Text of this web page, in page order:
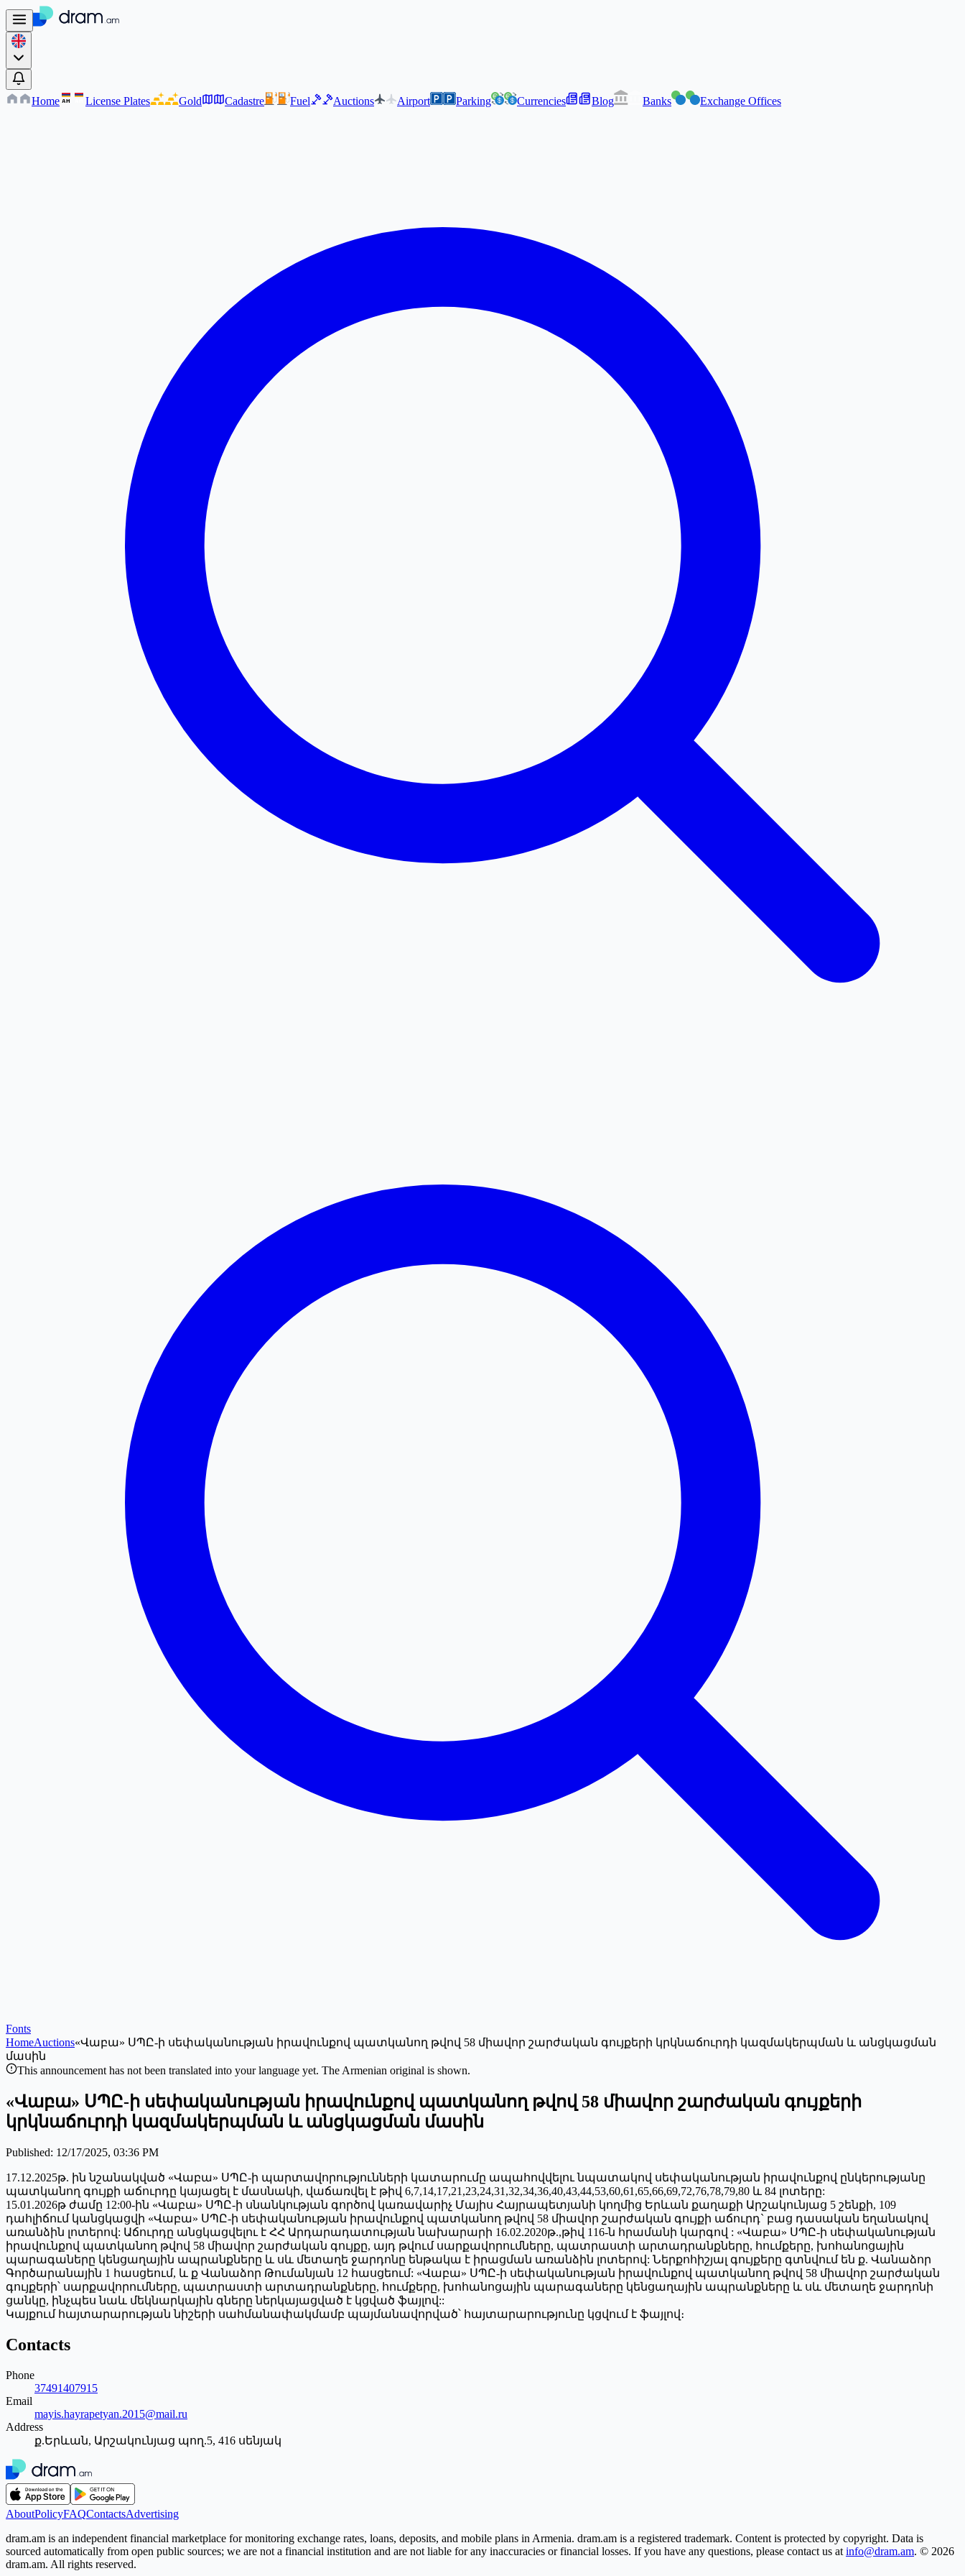
Home AM License Plates Gold Cadastre Fuel Auctions Airport Parking Currencies Blog Banks Exchange Offices
Fonts
HomeAuctions«Վաբա» ՍՊԸ-ի սեփականության իրավունքով պատկանող թվով 58 միավոր շարժական գույքերի կրկնաճուրդի կազմակերպման և անցկացման
մասին
This announcement has not been translated into your language yet. The Armenian original is shown.
«Վաբա» ՍՊԸ-ի սեփականության իրավունքով պատկանող թվով 58 միավոր շարժական գույքերի
կրկնաճուրդի կազմակերպման և անցկացման մասին
Published: 12/17/2025, 03:36 PM
17.12.2025թ. ին նշանակված «Վաբա» ՍՊԸ-ի պարտավորությունների կատարումը ապահովվելու նպատակով սեփականության իրավունքով ընկերությանը
պատկանող գույքի աճուրդը կայացել է մասնակի, վաճառվել է թիվ 6,7,14,17,21,23,24,31,32,34,36,40,43,44,53,60,61,65,66,69,72,76,78,79,80 և 84 լոտերը:
15.01.2026թ ժամը 12:00-ին «Վաբա» ՍՊԸ-ի սնանկության գործով կառավարիչ Մայիս Հայրապետյանի կողմից Երևան քաղաքի Արշակունյաց 5 շենքի, 109
դահլիճում կանցկացվի «Վաբա» ՍՊԸ-ի սեփականության իրավունքով պատկանող թվով 58 միավոր շարժական գույքի աճուրդ` բաց դասական եղանակով
առանձին լոտերով: Աճուրդը անցկացվելու է ՀՀ Արդարադատության նախարարի 16.02.2020թ.,թիվ 116-ն հրամանի կարգով : «Վաբա» ՍՊԸ-ի սեփականության
իրավունքով պատկանող թվով 58 միավոր շարժական գույքը, այդ թվում սարքավորումները, պատրաստի արտադրանքները, հումքերը, խոհանոցային
պարագաները կենցաղային ապրանքները և սև մետաղե ջարդոնը ենթակա է իրացման առանձին լոտերով: Ներքոհիշյալ գույքերը գտնվում են ք. Վանաձոր
Գործարանային 1 հասցեում, և ք Վանաձոր Թումանյան 12 հասցեում: «Վաբա» ՍՊԸ-ի սեփականության իրավունքով պատկանող թվով 58 միավոր շարժական
գույքերի՝ սարքավորումները, պատրաստի արտադրանքները, հումքերը, խոհանոցային պարագաները կենցաղային ապրանքները և սև մետաղե ջարդոնի
ցանկը, ինչպես նաև մեկնարկային գները ներկայացված է կցված ֆայլով::
Կայքում հայտարարության նիշերի սահմանափակմամբ պայմանավորված՝ հայտարարությունը կցվում է ֆայլով։
Contacts
Phone
37491407915
Email
mayis.hayrapetyan.2015@mail.ru
Address
ք.Երևան, Արշակունյաց պող.5, 416 սենյակ
AboutPolicyFAQContactsAdvertising
dram.am is an independent financial marketplace for monitoring exchange rates, loans, deposits, and mobile plans in Armenia. dram.am is a registered trademark. Content is protected by copyright. Data is
sourced automatically from open public sources; we are not a financial institution and are not liable for any inaccuracies or financial losses. If you have any questions, please contact us at info@dram.am. © 2026
dram.am. All rights reserved.